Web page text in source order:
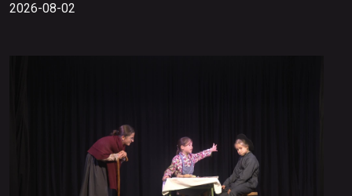
2026-08-02